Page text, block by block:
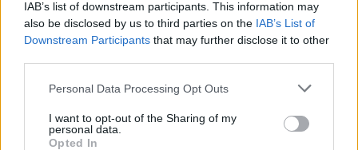
IAB’s list of downstream participants. This information may
also be disclosed by us to third parties on the IAB’s List of
Downstream Participants that may further disclose it to other
Personal Data Processing Opt Outs
I want to opt-out of the Sharing of my
personal data.
Opted In
oncologici da operare. 6) Programmazione di
piani di recupero delle liste di attesa con
eventuale assunzione di chirurghi per
aumentare il numero di prestazioni. La
situazione è veramente delicata, bisogna
agire adesso per evitare che la corretta
attenzione alla pandemia, possa gravare
eccessivamente sulla salute dei pazienti